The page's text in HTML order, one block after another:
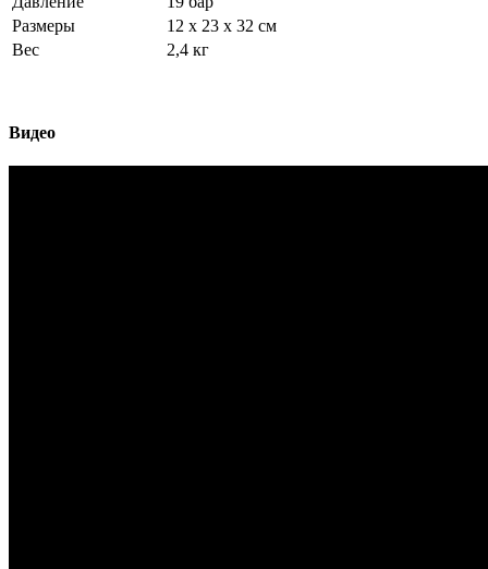
Размеры
12 x 23 x 32 см
Вес
2,4 кг
Видео